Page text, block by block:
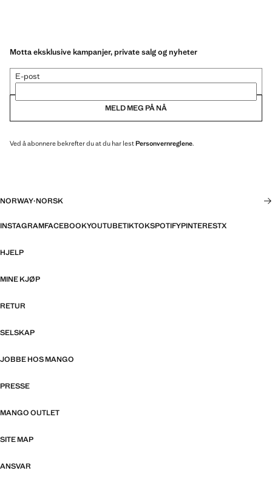
Motta eksklusive kampanjer, private salg og nyheter
E-post
MELD MEG PÅ NÅ
Ved å abonnere bekrefter du at du har lestPersonvernreglene.
NORWAY·NORSK
INSTAGRAMFACEBOOKYOUTUBETIKTOKSPOTIFYPINTERESTX
HJELP
MINE KJØP
RETUR
SELSKAP
JOBBE HOS MANGO
PRESSE
MANGO OUTLET
SITE MAP
ANSVAR